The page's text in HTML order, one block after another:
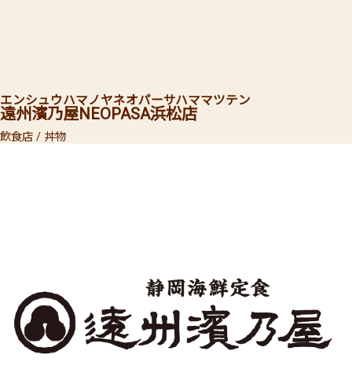
遠州濱乃屋NEOPASA浜松店
エンシュウハマノヤネオパーサハママツテン
飲食店 / 丼物